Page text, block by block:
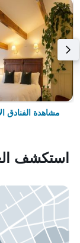
مشاهدة الفنادق
استكشف